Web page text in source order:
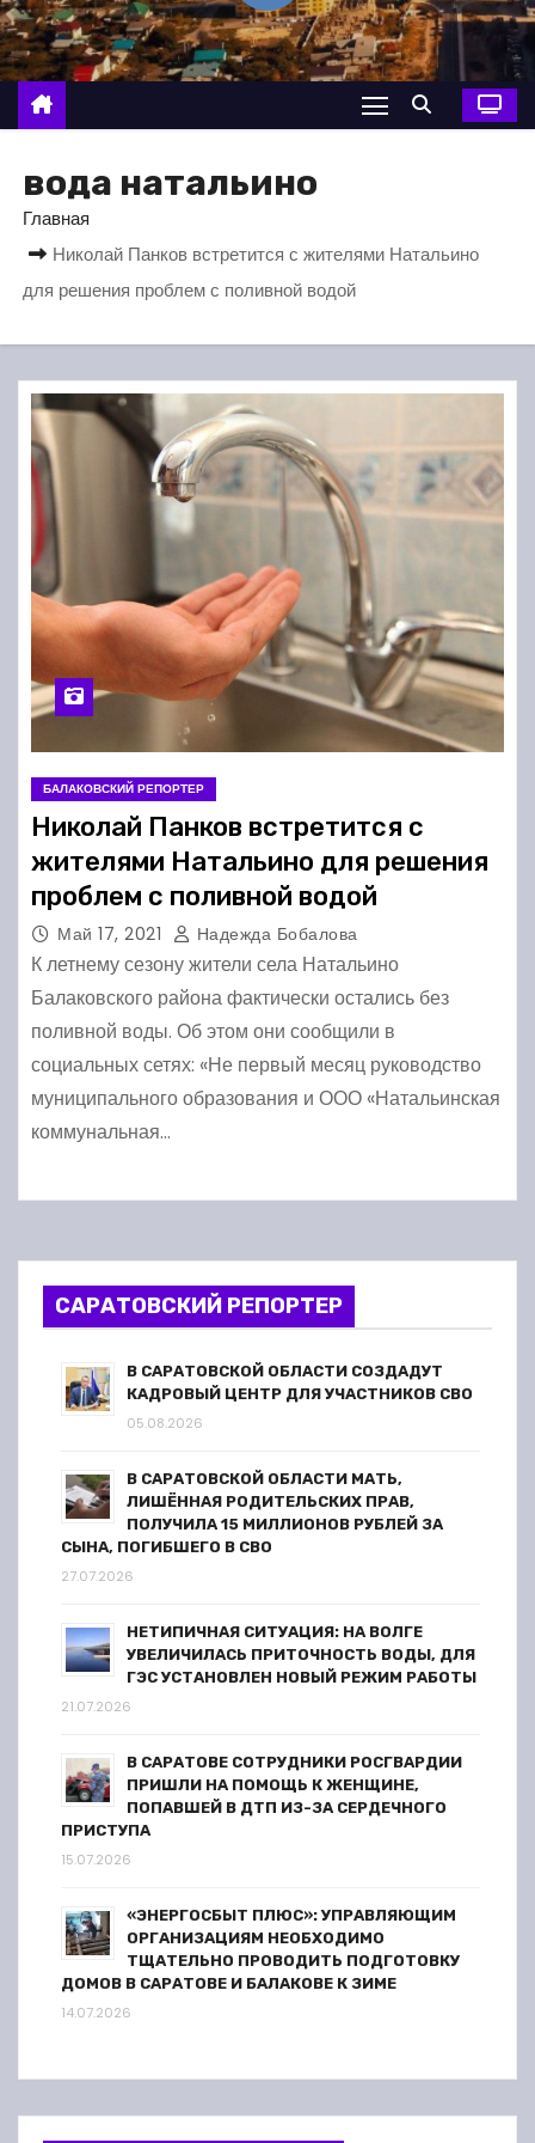
о
м
у
вода натальино
Главная
Николай Панков встретится с жителями Натальино
для решения проблем с поливной водой
БАЛАКОВСКИЙ РЕПОРТЕР
Николай Панков встретится с
жителями Натальино для решения
проблем с поливной водой
Май 17, 2021 Надежда Бобалова
К летнему сезону жители села Натальино
Балаковского района фактически остались без
поливной воды. Об этом они сообщили в
социальных сетях: «Не первый месяц руководство
муниципального образования и ООО «Натальинская
коммунальная…
САРАТОВСКИЙ РЕПОРТЕР
В САРАТОВСКОЙ ОБЛАСТИ СОЗДАДУТ
КАДРОВЫЙ ЦЕНТР ДЛЯ УЧАСТНИКОВ СВО
05.08.2026
В САРАТОВСКОЙ ОБЛАСТИ МАТЬ,
ЛИШЁННАЯ РОДИТЕЛЬСКИХ ПРАВ,
ПОЛУЧИЛА 15 МИЛЛИОНОВ РУБЛЕЙ ЗА
СЫНА, ПОГИБШЕГО В СВО
27.07.2026
НЕТИПИЧНАЯ СИТУАЦИЯ: НА ВОЛГЕ
УВЕЛИЧИЛАСЬ ПРИТОЧНОСТЬ ВОДЫ, ДЛЯ
ГЭС УСТАНОВЛЕН НОВЫЙ РЕЖИМ РАБОТЫ
21.07.2026
В САРАТОВЕ СОТРУДНИКИ РОСГВАРДИИ
ПРИШЛИ НА ПОМОЩЬ К ЖЕНЩИНЕ,
ПОПАВШЕЙ В ДТП ИЗ-ЗА СЕРДЕЧНОГО
ПРИСТУПА
15.07.2026
«ЭНЕРГОСБЫТ ПЛЮС»: УПРАВЛЯЮЩИМ
ОРГАНИЗАЦИЯМ НЕОБХОДИМО
ТЩАТЕЛЬНО ПРОВОДИТЬ ПОДГОТОВКУ
ДОМОВ В САРАТОВЕ И БАЛАКОВЕ К ЗИМЕ
14.07.2026